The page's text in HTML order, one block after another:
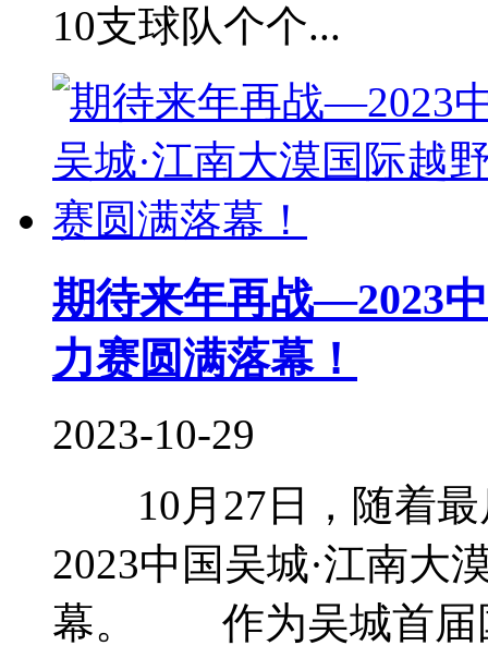
10支球队个个...
期待来年再战—2023
力赛圆满落幕！
2023-10-29
10月27日，随着最
2023中国吴城·江南大
幕。 作为吴城首届